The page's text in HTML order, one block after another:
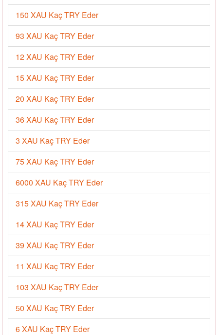
150 XAU Kaç TRY Eder
93 XAU Kaç TRY Eder
12 XAU Kaç TRY Eder
15 XAU Kaç TRY Eder
20 XAU Kaç TRY Eder
36 XAU Kaç TRY Eder
3 XAU Kaç TRY Eder
75 XAU Kaç TRY Eder
6000 XAU Kaç TRY Eder
315 XAU Kaç TRY Eder
14 XAU Kaç TRY Eder
39 XAU Kaç TRY Eder
11 XAU Kaç TRY Eder
103 XAU Kaç TRY Eder
50 XAU Kaç TRY Eder
6 XAU Kaç TRY Eder